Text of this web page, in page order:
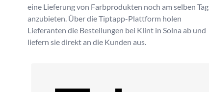
eine Lieferung von Farbprodukten noch am selben Tag
anzubieten. Über die Tiptapp-Plattform holen
Lieferanten die Bestellungen bei Klint in Solna ab und
liefern sie direkt an die Kunden aus.